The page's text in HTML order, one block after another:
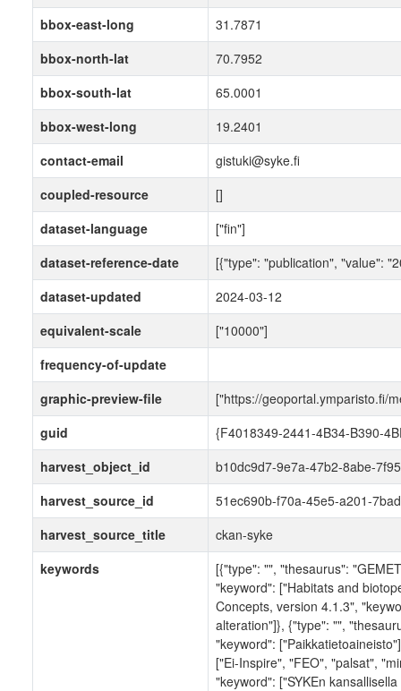
bbox-east-long
31.7871
bbox-north-lat
70.7952
bbox-south-lat
65.0001
bbox-west-long
19.2401
contact-email
gistuki@syke.fi
coupled-resource
[]
dataset-language
["fin"]
dataset-reference-date
[{"type": "publication", "value":
dataset-updated
2024-03-12
equivalent-scale
["10000"]
frequency-of-update
graphic-preview-file
["https://geoportal.ymparisto.fi/
guid
{F4018349-2441-4B34-B390-
harvest_object_id
b10dc9d7-9e7a-47b2-8abe-
harvest_source_id
51ec690b-f70a-45e5-a201-
harvest_source_title
ckan-syke
keywords
[{"type": "", "thesaurus":
"keyword": ["Habitats and
Concepts, version 4.1.3",
alteration"]}, {"type": "",
"keyword":
["Ei-Inspire", "FEO", "palsat",
"keyword": ["SYKEn